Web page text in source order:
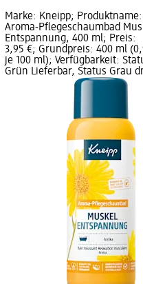
Marke: Kneipp; Produktname:
Aroma-Pflegeschaumbad
Entspannung, 400 ml; Preis:
3,95 €; Grundpreis: 400 ml
je 100 ml); Verfügbarkeit:
Grün Lieferbar, Status Grau